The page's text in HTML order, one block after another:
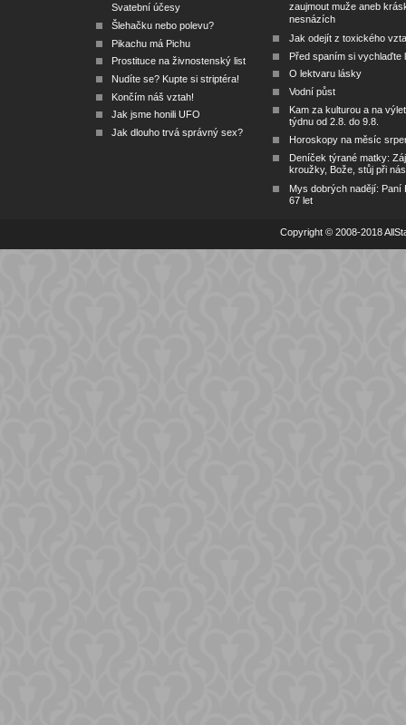
Svatební účesy
Šlehačku nebo polevu?
Pikachu má Pichu
Prostituce na živnostenský list
Nudíte se? Kupte si striptéra!
Končím náš vztah!
Jak jsme honili UFO
Jak dlouho trvá správný sex?
zaujmout muže aneb
nesnázích
Jak odejít z toxického
Před spaním si vychlaďte
O lektvaru lásky
Vodní půst
Kam za kulturou a na
týdnu od 2.8. do 9.8.
Horoskopy na měsíc
Deníček týrané matky:
kroužky, Bože, stůj při nás
Mys dobrých nadějí: Paní
67 let
Copyright © 2008-2018